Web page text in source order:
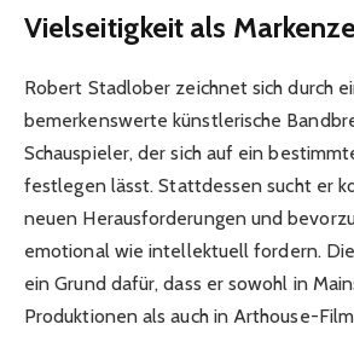
Vielseitigkeit als
Robert Stadlober zeichnet sich durch
bemerkenswerte künstlerische
Schauspieler, der sich auf ein
festlegen lässt. Stattdessen sucht er
neuen Herausforderungen und
emotional wie intellektuell fordern.
ein Grund dafür, dass er sowohl in
Produktionen als auch in Arthouse-